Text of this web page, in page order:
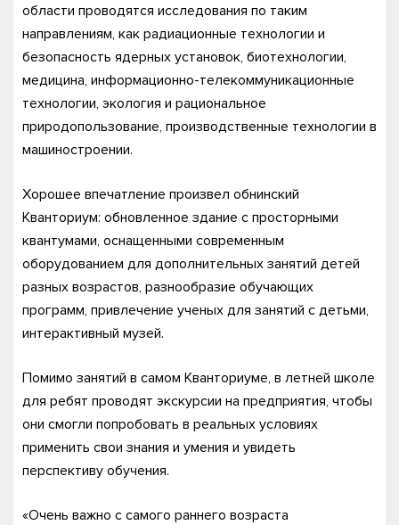
области проводятся исследования по таким
направлениям, как радиационные технологии и
безопасность ядерных установок, биотехнологии,
медицина, информационно-телекоммуникационные
технологии, экология и рациональное
природопользование, производственные технологии в
машиностроении.
Хорошее впечатление произвел обнинский
Кванториум: обновленное здание с просторными
квантумами, оснащенными современным
оборудованием для дополнительных занятий детей
разных возрастов, разнообразие обучающих
программ, привлечение ученых для занятий с детьми,
интерактивный музей.
Помимо занятий в самом Кванториуме, в летней школе
для ребят проводят экскурсии на предприятия, чтобы
они смогли попробовать в реальных условиях
применить свои знания и умения и увидеть
перспективу обучения.
«Очень важно с самого раннего возраста